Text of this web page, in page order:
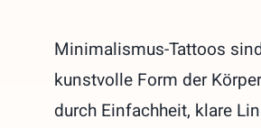
Minimalismus-Tattoos
kunstvolle Form der
durch Einfachheit, klare